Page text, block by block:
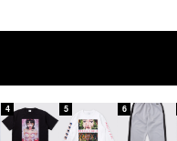
4 5 6